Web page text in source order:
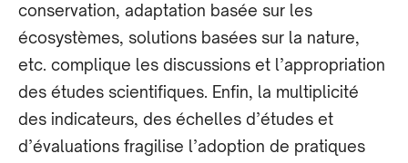
conservation, adaptation basée sur les
écosystèmes, solutions basées sur la nature,
etc. complique les discussions et l’appropriation
des études scientifiques. Enfin, la multiplicité
des indicateurs, des échelles d’études et
d’évaluations fragilise l’adoption de pratiques